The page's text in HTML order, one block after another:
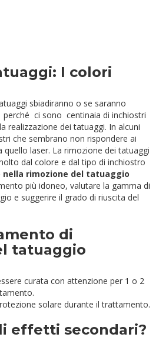
I colori
sbiadiranno o se saranno
ci sono centinaia di inchiostri
realizzazione dei tatuaggi. In alcuni
che sembrano non rispondere ai
laser. La rimozione dei tatuaggi
dal colore e dal tipo di inchiostro
nella rimozione del tatuaggio
più idoneo, valutare la gamma di
e suggerire il grado di riuscita del
di
tatuaggio
curata con attenzione per 1 o 2
solare durante il trattamento.
effetti secondari?